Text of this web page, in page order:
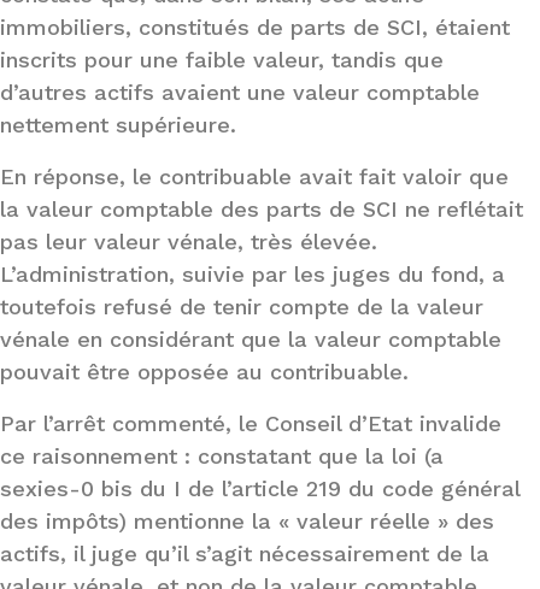
immobiliers, constitués de parts de SCI, étaient
inscrits pour une faible valeur, tandis que
d’autres actifs avaient une valeur comptable
nettement supérieure.
En réponse, le contribuable avait fait valoir que
la valeur comptable des parts de SCI ne reflétait
pas leur valeur vénale, très élevée.
L’administration, suivie par les juges du fond, a
toutefois refusé de tenir compte de la valeur
vénale en considérant que la valeur comptable
pouvait être opposée au contribuable.
Par l’arrêt commenté, le Conseil d’Etat invalide
ce raisonnement : constatant que la loi (a
sexies-0 bis du I de l’article 219 du code général
des impôts) mentionne la « valeur réelle » des
actifs, il juge qu’il s’agit nécessairement de la